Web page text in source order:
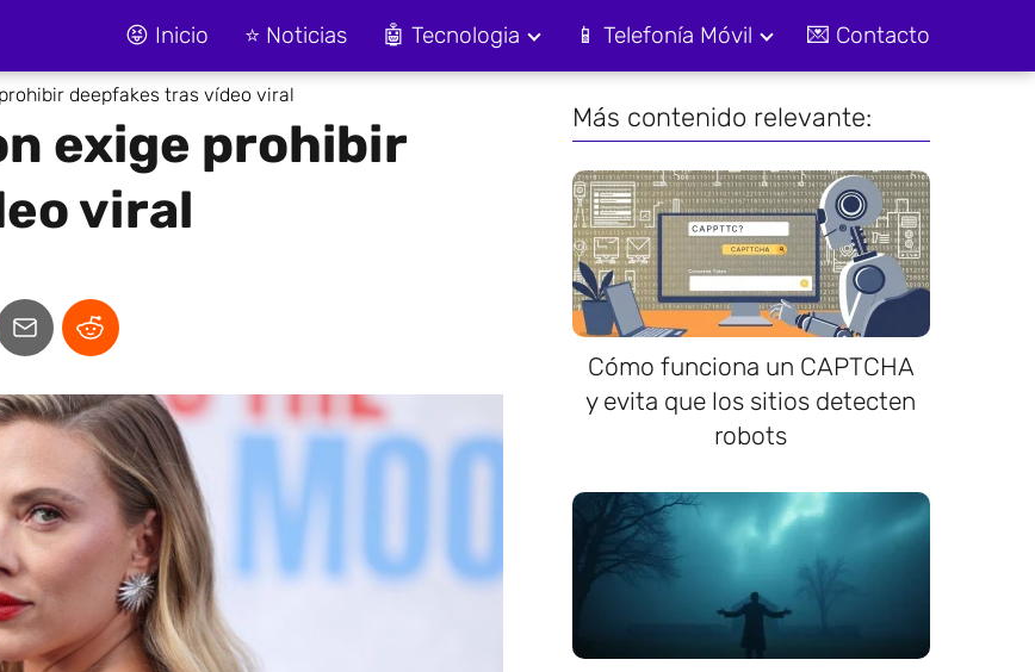
😝 Inicio ⭐ Noticias 🤖 Tecnologia 📱 Telefonía Móvil 💌 Contacto
deepfakes tras vídeo viral
exige prohibir
viral
Más contenido relevante:
Cómo funciona un CAPTCHA
y evita que los sitios detecten
robots